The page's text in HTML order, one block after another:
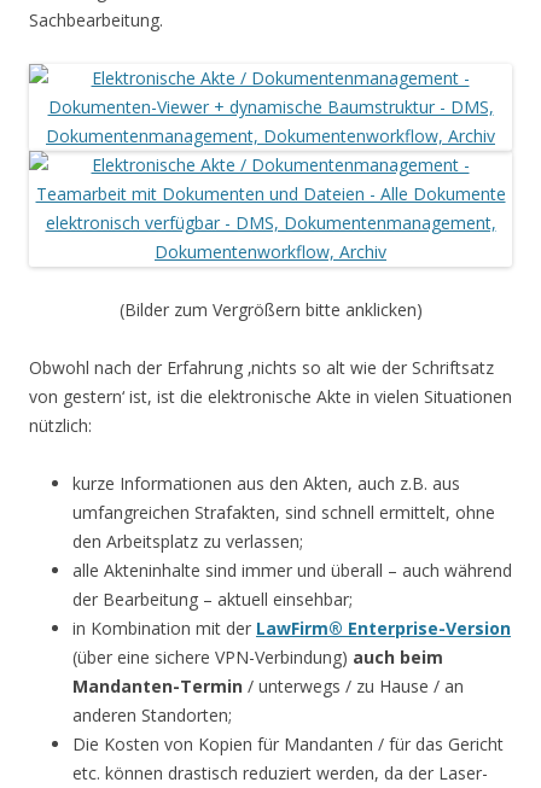
Sachbearbeitung.
(Bilder zum Vergrößern bitte anklicken)
Obwohl nach der Erfahrung ‚nichts so alt wie der Schriftsatz
von gestern‘ ist, ist die elektronische Akte in vielen Situationen
nützlich:
kurze Informationen aus den Akten, auch z.B. aus
umfangreichen Strafakten, sind schnell ermittelt, ohne
den Arbeitsplatz zu verlassen;
alle Akteninhalte sind immer und überall – auch während
der Bearbeitung – aktuell einsehbar;
in Kombination mit der LawFirm® Enterprise-Version
(über eine sichere VPN-Verbindung) auch beim
Mandanten-Termin / unterwegs / zu Hause / an
anderen Standorten;
Die Kosten von Kopien für Mandanten / für das Gericht
etc. können drastisch reduziert werden, da der Laser-